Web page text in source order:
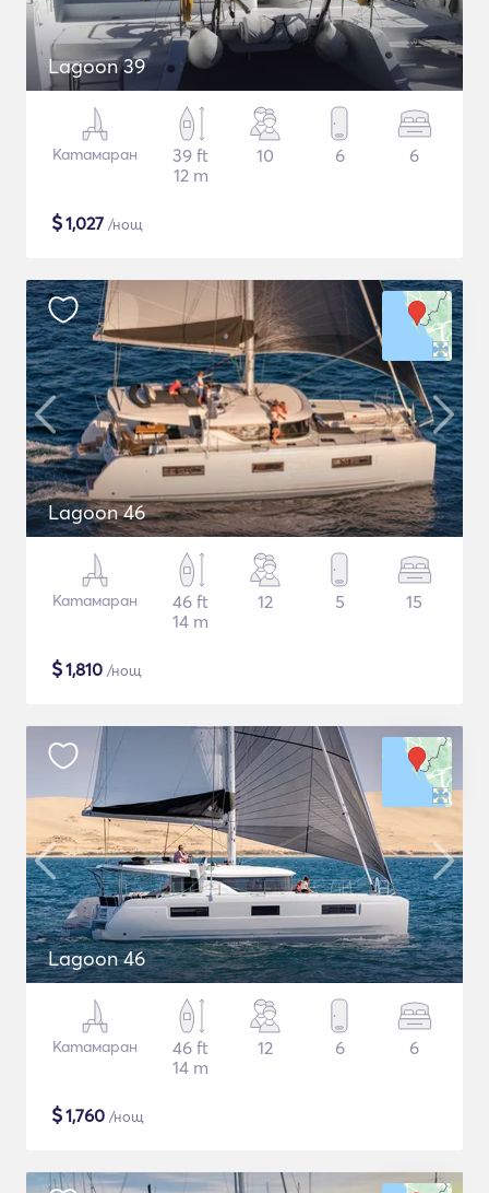
Lagoon 39
Катамаран
39 ft
12 m
10 6 6
$1,027 /нощ
Lagoon 46
Катамаран
46 ft
14 m
12 5 15
$1,810 /нощ
Lagoon 46
Катамаран
46 ft
14 m
12 6 6
$1,760 /нощ